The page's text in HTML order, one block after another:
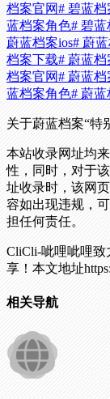
档案官网# 碧蓝档
蓝档案角色# 碧蓝
蔚蓝档案ios# 蔚
档案下载# 蔚蓝档
档案官网# 蔚蓝档
蓝档案角色# 蔚蓝
关于蔚蓝档案“特
本站收录网址均
性，同时，对于
址收录时，该网
容如出现违规，
担任何责任。
CliCli-呲哩呲哩
享！ 本文地址
相关导航